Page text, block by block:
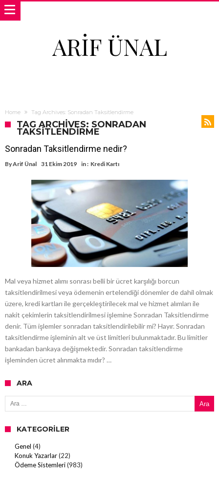
ARIF ÜNAL
Home Tag Archives: Sonradan Taksitlendirme
TAG ARCHIVES: SONRADAN
TAKSITLENDIRME
Sonradan Taksitlendirme nedir?
ByArif Ünal 31 Ekim 2019 in : Kredi Kartı
Mal veya hizmet alımı sonrası belli bir ücret karşılığı borcun
taksitlendirilmesi veya ödemenin ertelendiği dönemler de dahil olmak
üzere, kredi kartları ile gerçekleştirilecek mal ve hizmet alımları ile
nakit çekimlerin taksitlendirilmesi işlemine Sonradan Taksitlendirme
denir. Tüm işlemler sonradan taksitlendirilebilir mi? Hayır. Sonradan
taksitlendirme işleminin alt ve üst limitleri bulunmaktadır. Bu limitler
bankadan bankaya değişmektedir. Sonradan taksitlendirme
işleminden ücret alınmakta mıdır? …
ARA
Arama:
KATEGORILER
Genel (4)
Konuk Yazarlar(22)
Ödeme Sistemleri(983)